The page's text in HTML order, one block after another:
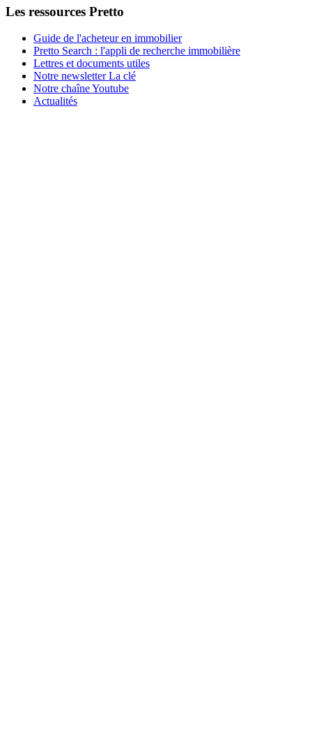
Les ressources Pretto
Guide de l'acheteur en immobilier
Pretto Search : l'appli de recherche immobilière
Lettres et documents utiles
Notre newsletter La clé
Notre chaîne Youtube
Actualités